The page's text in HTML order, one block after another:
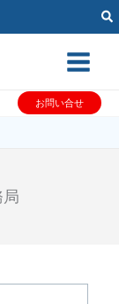
お問い合せ